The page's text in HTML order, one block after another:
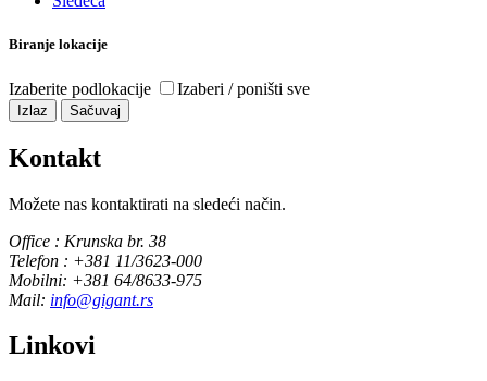
Biranje lokacije
Izaberite podlokacije Izaberi / poništi sve
Izlaz Sačuvaj
Kontakt
Možete nas kontaktirati na sledeći način.
Office : Krunska br. 38
Telefon : +381 11/3623-000
Mobilni: +381 64/8633-975
Mail: info@gigant.rs
Linkovi